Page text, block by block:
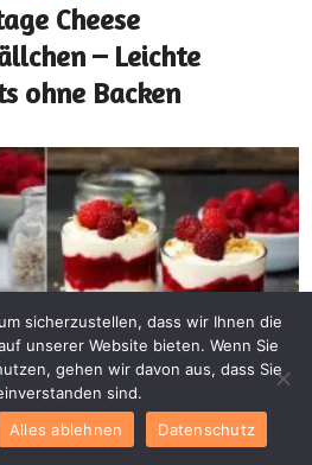
Cheese
– Leichte
ohne Backen
Rezepte
sicherzustellen, dass wir Ihnen die
unserer Website bieten. Wenn Sie
gehen wir davon aus, dass Sie
sind.
Alles ablehnen Datenschutz